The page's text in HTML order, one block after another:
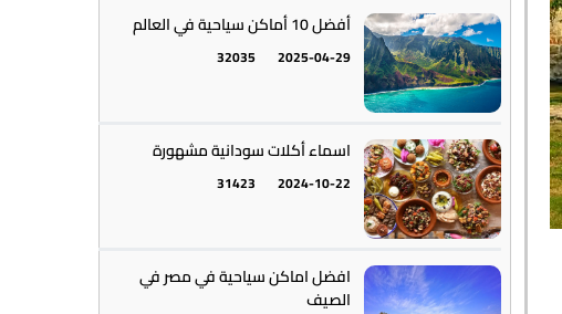
أستراليا || أوقيانوسيا
أفضل 10 أماكن سياحية في العالم
2025-04-29
32035
اسماء أكلات سودانية مشهورة
2024-10-22
31423
افضل اماكن سياحية في مصر في
الصيف